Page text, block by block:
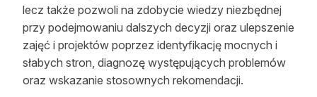
lecz także pozwoli na zdobycie wiedzy niezbędnej
przy podejmowaniu dalszych decyzji oraz ulepszenie
zajęć i projektów poprzez identyfikację mocnych i
słabych stron, diagnozę występujących problemów
oraz wskazanie stosownych rekomendacji.